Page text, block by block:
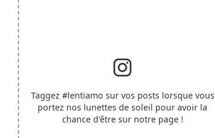
Taggez #lentiamo sur vos posts lorsque vous
portez nos lunettes de soleil pour avoir la
chance d'être sur notre page !